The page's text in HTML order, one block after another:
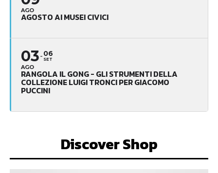
AGO
AGOSTO AI MUSEI CIVICI
03
AGO
06
SET
RANGOLA IL GONG - GLI STRUMENTI DELLA
COLLEZIONE LUIGI TRONCI PER GIACOMO
PUCCINI
Discover Shop